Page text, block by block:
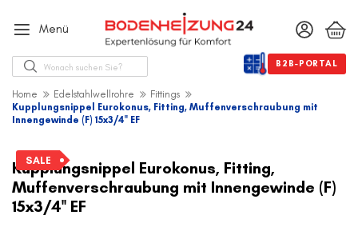
Menü
Suche B2B-PORTAL
Home Edelstahlwellrohre
Fittings
Kupplungsnippel Eurokonus, Fitting, Muffenverschraubung mit
Innengewinde (F) 15x3/4'' EF
Ende
der
Bildergalerie
springen
Kupplungsnippel Eurokonus, Fitting,
Muffenverschraubung mit Innengewinde (F)
15x3/4'' EF
SALE